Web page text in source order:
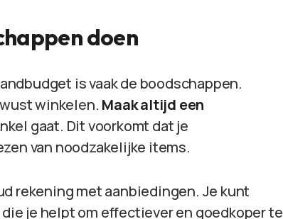
doen
is vaak de boodschappen.
winkelen. Maak altijd een
gaat. Dit voorkomt dat je
van noodzakelijke items.
rekening met aanbiedingen. Je kunt
die je helpt om effectiever en goedkoper te